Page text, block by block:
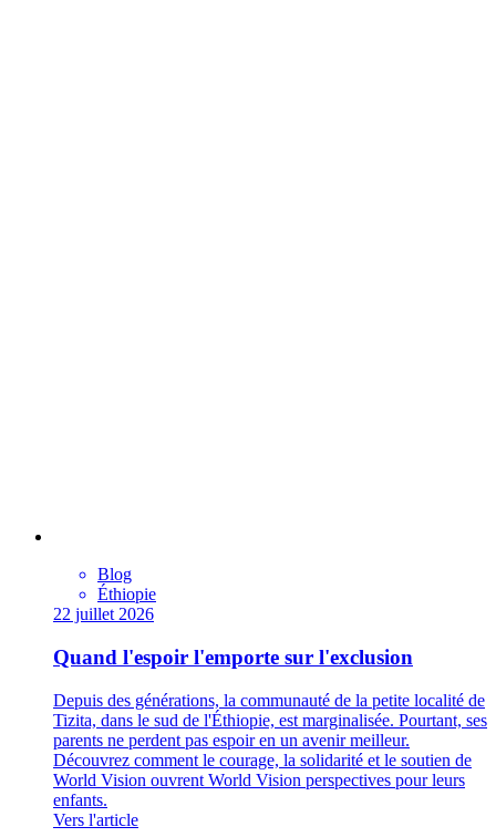
Blog
Éthiopie
22 juillet 2026
Quand l'espoir l'emporte sur l'exclusion
Depuis des générations, la communauté de la petite localité de
Tizita, dans le sud de l'Éthiopie, est marginalisée. Pourtant, ses
parents ne perdent pas espoir en un avenir meilleur.
Découvrez comment le courage, la solidarité et le soutien de
World Vision ouvrent World Vision perspectives pour leurs
enfants.
Vers l'article